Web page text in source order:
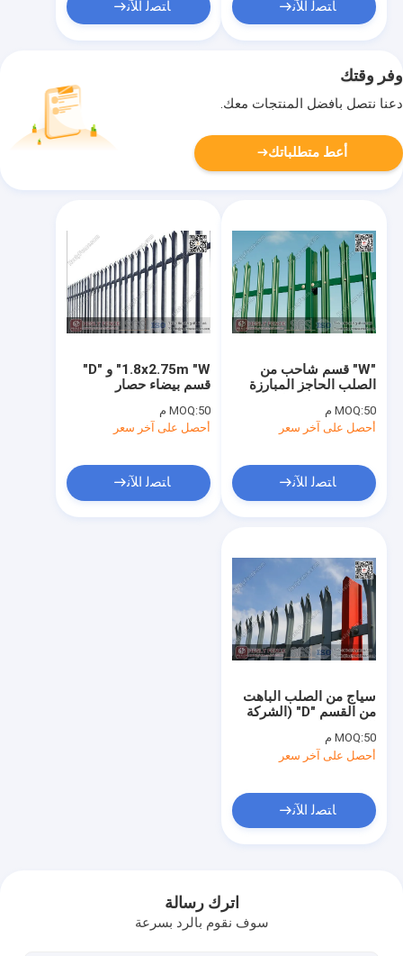
ﺎﺘﺼﻟ ﺍﻶﻧ ﺎﺘﺼﻟ ﺍﻶﻧ
وفر وقتك
دعنا نتصل بأفضل المنتجات معك.
أعط متطلباتك
1.8x2.75m "W" و "D"
قسم بيضاء حصار
MOQ:50 م
أحصل على آخر سعر
ﺎﺘﺼﻟ ﺍﻶﻧ
"W" قسم شاحب من
الصلب الحاجز المبارزة
الصين المورد
MOQ:50 م
أحصل على آخر سعر
ﺎﺘﺼﻟ ﺍﻶﻧ
سياج من الصلب الباهت
من القسم "D" (الشركة
MOQ:50 م
أحصل على آخر سعر
ﺎﺘﺼﻟ ﺍﻶﻧ
اترك رسالة
سوف نقوم بالرد بسرعة